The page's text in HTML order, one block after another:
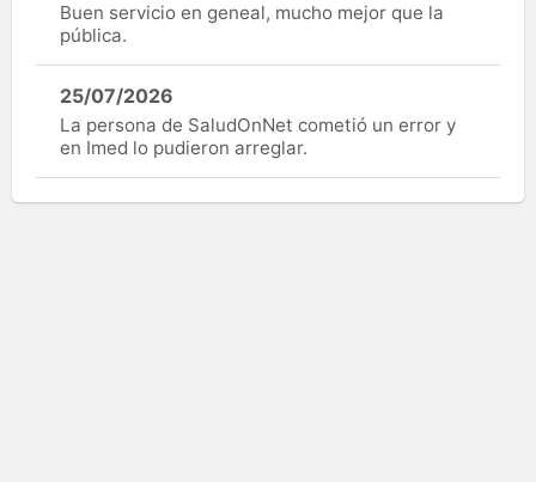
Buen servicio en geneal, mucho mejor que la
pública.
25/07/2026
La persona de SaludOnNet cometió un error y
en Imed lo pudieron arreglar.